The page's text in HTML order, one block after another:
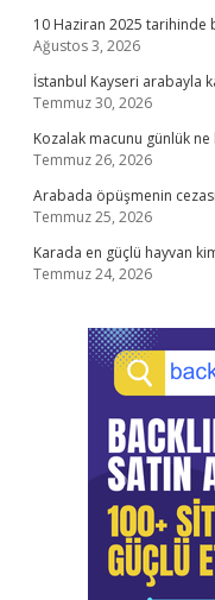
10 Haziran 2025 tarihinde
Ağustos 3, 2026
İstanbul Kayseri arabayla
Temmuz 30, 2026
Kozalak macunu günlük
Temmuz 26, 2026
Arabada öpüşmenin
Temmuz 25, 2026
Karada en güçlü hayvan
Temmuz 24, 2026